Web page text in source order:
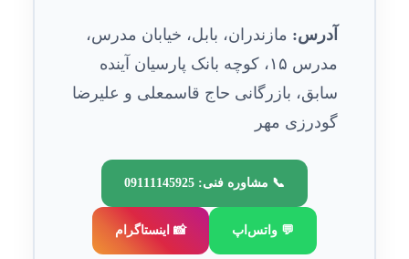
آدرس: مازندران، بابل، خیابان مدرس،
مدرس ۱۵، کوچه بانک پارسیان آینده
سابق، بازرگانی حاج قاسمعلی و علیرضا
گودرزی مهر
📞 مشاوره فنی: 09111145925
💬 واتس‌اپ 📸 اینستاگرام